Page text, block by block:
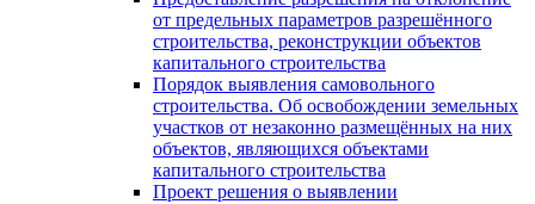
от предельных параметров разрешённого
строительства, реконструкции объектов
капитального строительства
Порядок выявления самовольного
строительства. Об освобождении земельных
участков от незаконно размещённых на них
объектов, являющихся объектами
капитального строительства
Проект решения о выявлении